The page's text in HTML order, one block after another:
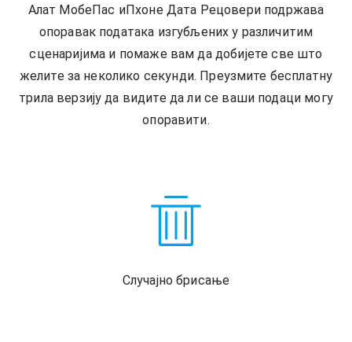
Алат МобеПас иПхоне Дата Рецовери подржава
опоравак података изгубљених у различитим
сценаријима и помаже вам да добијете све што
желите за неколико секунди. Преузмите бесплатну
трила верзију да видите да ли се ваши подаци могу
опоравити.
Случајно брисање